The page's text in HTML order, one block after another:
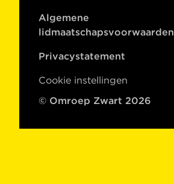
Algemene
lidmaatschapsvoorwaarden
Privacystatement
Cookie instellingen
© Omroep Zwart 2026